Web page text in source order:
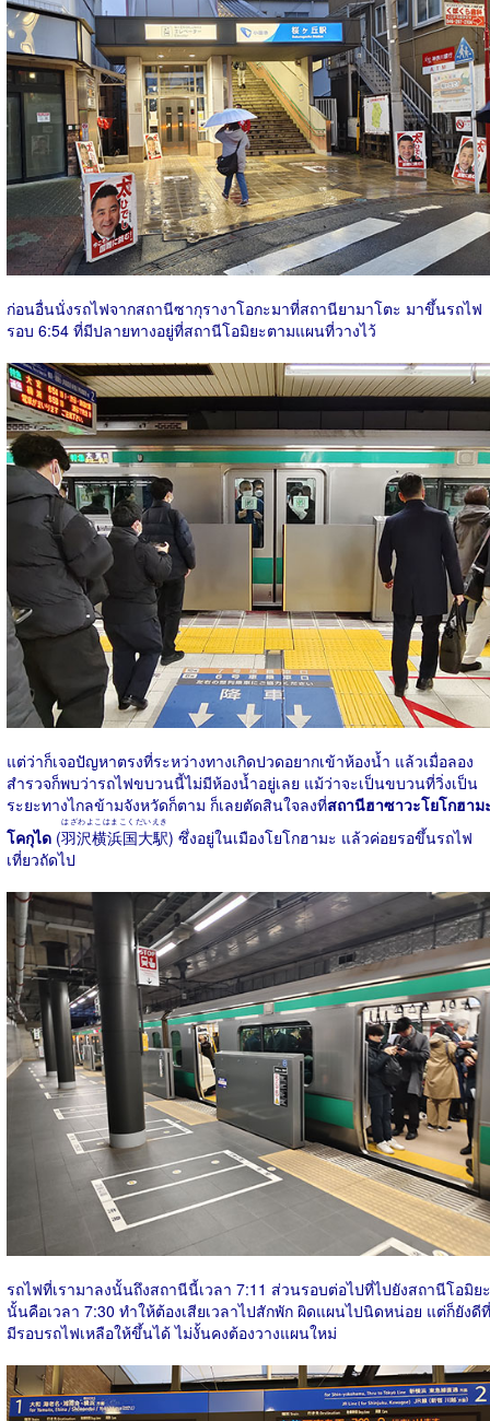
ก่อนอื่นนั่งรถไฟจากสถานีซากุรางาโอกะมาที่สถานียามาโตะ มาขึ้นรถไฟ
รอบ 6:54 ที่มีปลายทางอยู่ที่สถานีโอมิยะตามแผนที่วางไว้
แต่ว่าก็เจอปัญหาตรงที่ระหว่างทางเกิดปวดอยากเข้าห้องน้ำ แล้วเมื่อลอง
สำรวจก็พบว่ารถไฟขบวนนี้ไม่มีห้องน้ำอยู่เลย แม้ว่าจะเป็นขบวนที่วิ่งเป็น
ระยะทางไกลข้ามจังหวัดก็ตาม ก็เลยตัดสินใจลงที่สถานีฮาซาวะโยโกฮาม
โคกุได (羽沢横浜国大駅
はざわよこはまこくだいえき
) ซึ่งอยู่ในเมืองโยโกฮามะ แล้วค่อยรอขึ้นรถไฟ
เที่ยวถัดไป
รถไฟที่เรามาลงนั้นถึงสถานีนี้เวลา 7:11 ส่วนรอบต่อไปที่ไปยังสถานีโอมิยะ
นั้นคือเวลา 7:30 ทำให้ต้องเสียเวลาไปสักพัก ผิดแผนไปนิดหน่อย แต่ก็ยังดีที่
มีรอบรถไฟเหลือให้ขึ้นได้ ไม่งั้นคงต้องวางแผนใหม่